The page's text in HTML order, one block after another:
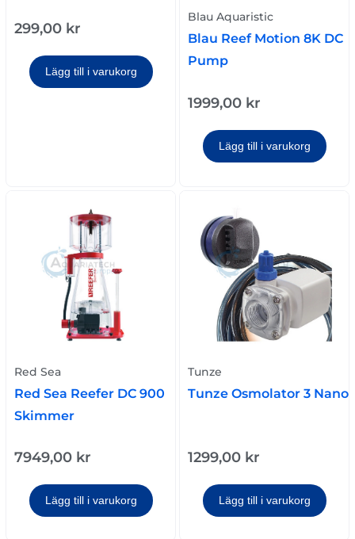
299,00 kr
Lägg till i varukorg
Blau Reef Motion 8K DC
Pump
1999,00 kr
Lägg till i varukorg
Blau Aquaristic
Red Sea Reefer DC 900
Skimmer
7949,00 kr
Lägg till i varukorg
Red Sea
Tunze Osmolator 3 Nano
1299,00 kr
Lägg till i varukorg
Tunze